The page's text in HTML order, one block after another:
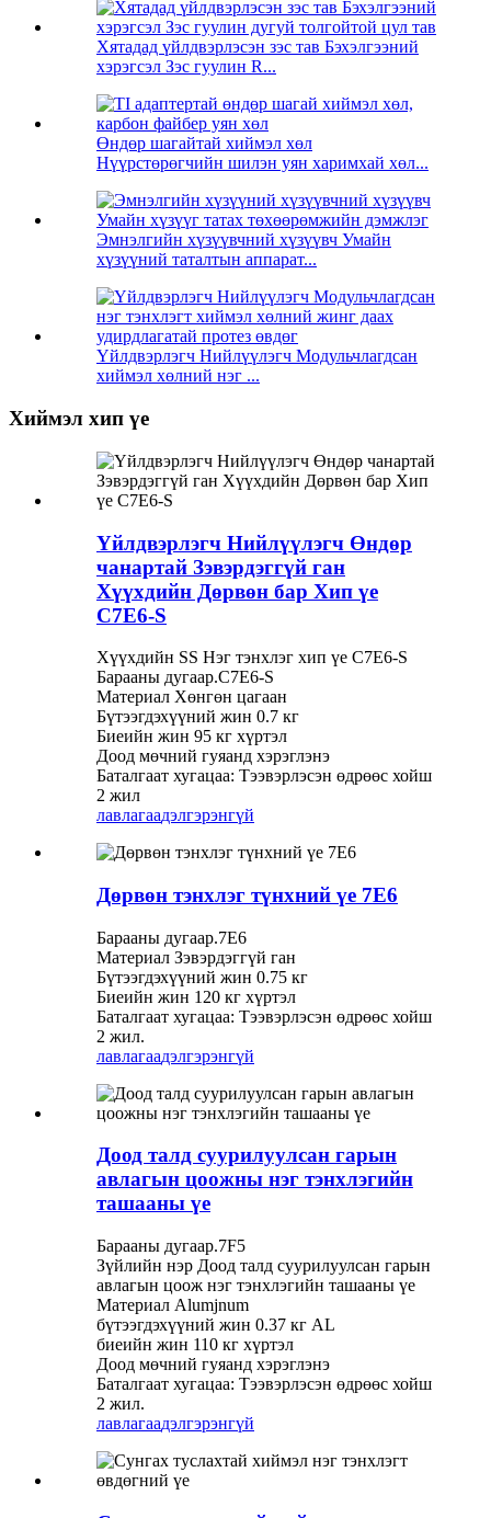
Хятадад үйлдвэрлэсэн зэс тав Бэхэлгээний
хэрэгсэл Зэс гуулин R...
Өндөр шагайтай хиймэл хөл
Нүүрстөрөгчийн шилэн уян харимхай хөл...
Эмнэлгийн хүзүүвчний хүзүүвч Умайн
хүзүүний таталтын аппарат...
Үйлдвэрлэгч Нийлүүлэгч Модульчлагдсан
хиймэл хөлний нэг ...
Хиймэл хип үе
Үйлдвэрлэгч Нийлүүлэгч Өндөр
чанартай Зэвэрдэггүй ган
Хүүхдийн Дөрвөн бар Хип үе
C7E6-S
Хүүхдийн SS Нэг тэнхлэг хип үе C7E6-S
Барааны дугаар.C7E6-S
Материал Хөнгөн цагаан
Бүтээгдэхүүний жин 0.7 кг
Биеийн жин 95 кг хүртэл
Доод мөчний гуяанд хэрэглэнэ
Баталгаат хугацаа: Тээвэрлэсэн өдрөөс хойш
2 жил
лавлагаадэлгэрэнгүй
Дөрвөн тэнхлэг түнхний үе 7E6
Барааны дугаар.7E6
Материал Зэвэрдэггүй ган
Бүтээгдэхүүний жин 0.75 кг
Биеийн жин 120 кг хүртэл
Баталгаат хугацаа: Тээвэрлэсэн өдрөөс хойш
2 жил.
лавлагаадэлгэрэнгүй
Доод талд суурилуулсан гарын
авлагын цоожны нэг тэнхлэгийн
ташааны үе
Барааны дугаар.7F5
Зүйлийн нэр Доод талд суурилуулсан гарын
авлагын цоож нэг тэнхлэгийн ташааны үе
Материал Alumjnum
бүтээгдэхүүний жин 0.37 кг AL
биеийн жин 110 кг хүртэл
Доод мөчний гуяанд хэрэглэнэ
Баталгаат хугацаа: Тээвэрлэсэн өдрөөс хойш
2 жил.
лавлагаадэлгэрэнгүй